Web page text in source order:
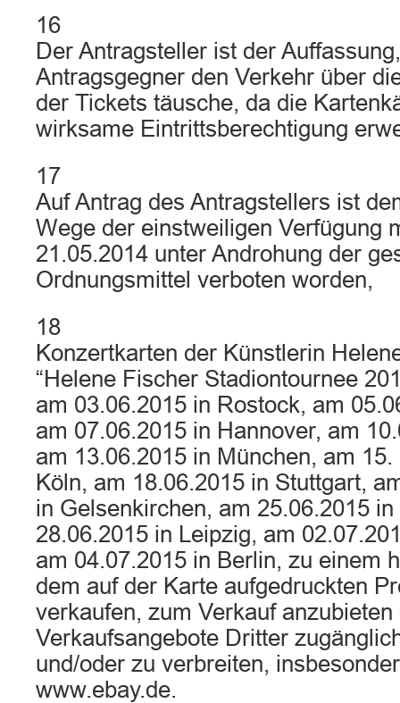
16
Der Antragsteller ist der
Antragsgegner den Verkehr über
der Tickets täusche, da die
wirksame Eintrittsberechtigung
17
Auf Antrag des Antragstellers ist
Wege der einstweiligen Verfügung
21.05.2014 unter Androhung der
Ordnungsmittel verboten worden,
18
Konzertkarten der Künstlerin
“Helene Fischer Stadiontournee
am 03.06.2015 in Rostock, am
am 07.06.2015 in Hannover, am
am 13.06.2015 in München, am
Köln, am 18.06.2015 in Stuttgart,
in Gelsenkirchen, am 25.06.2015
28.06.2015 in Leipzig, am
am 04.07.2015 in Berlin, zu einem
dem auf der Karte aufgedruckten
verkaufen, zum Verkauf
Verkaufsangebote Dritter
und/oder zu verbreiten,
www.ebay.de.